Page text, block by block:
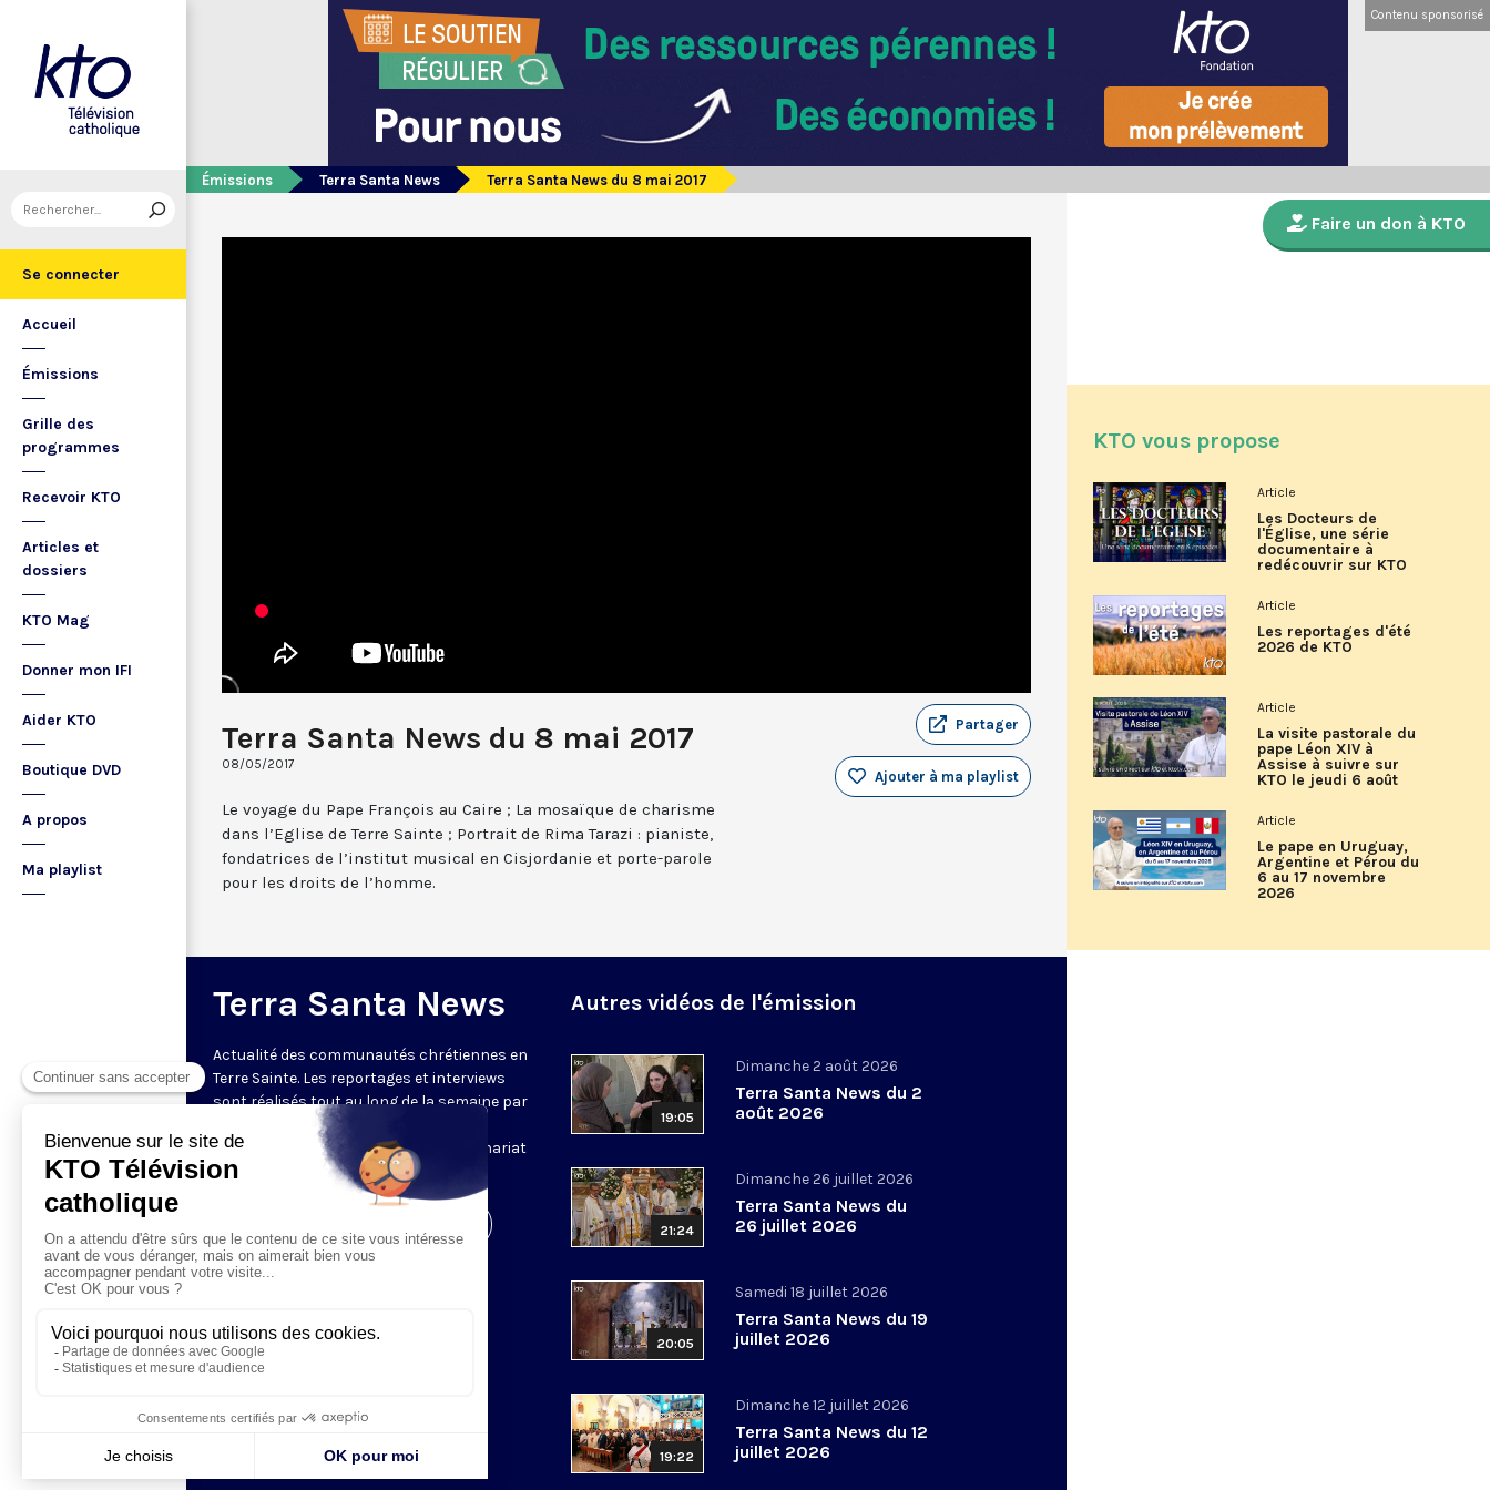
Se connecter
Accueil
Émissions
Grille des
programmes
Recevoir KTO
Articles et
dossiers
KTO Mag
Donner mon IFI
Aider KTO
Boutique DVD
A propos
Ma playlist
Contenu sponsorisé
Émissions Terra Santa News Terra Santa News du 8 mai 2017
Terra Santa News du 8 mai 2017
08/05/2017
Partager
Ajouter à ma playlist
Le voyage du Pape François au Caire ; La mosaïque de charisme
dans l’Eglise de Terre Sainte ; Portrait de Rima Tarazi : pianiste,
fondatrices de l’institut musical en Cisjordanie et porte-parole
pour les droits de l’homme.
Terra Santa News
Actualité des communautés chrétiennes en
Terre Sainte. Les reportages et interviews
sont réalisés tout au long de la semaine par
le Centre des Médias de la Custodie
Franciscaine de Terre Sainte. En partenariat
avec le Franciscan Media Center.
Autres vidéos de l'émission
19:05
Dimanche 2 août 2026
Terra Santa News du 2
août 2026
21:24
Dimanche 26 juillet 2026
Terra Santa News du
26 juillet 2026
20:05
Samedi 18 juillet 2026
Terra Santa News du 19
juillet 2026
19:22
Dimanche 12 juillet 2026
Terra Santa News du 12
juillet 2026
Faire un don à KTO
KTO vous propose
Article
Les Docteurs de
l'Église, une série
documentaire à
redécouvrir sur KTO
Article
Les reportages d'été
2026 de KTO
Article
La visite pastorale du
pape Léon XIV à
Assise à suivre sur
KTO le jeudi 6 août
Article
Le pape en Uruguay,
Argentine et Pérou du
6 au 17 novembre
2026